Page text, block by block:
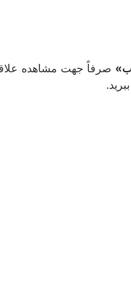
صرفاً جهت مشاهده